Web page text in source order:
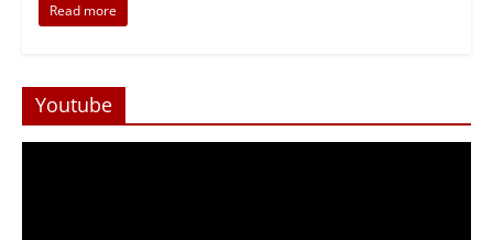
Read more
Youtube